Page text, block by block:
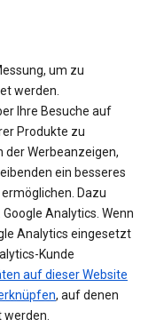
um zu
werden.
Ihre Besuche auf
Produkte zu
Werbeanzeigen,
ein besseres
Dazu
Analytics. Wenn
Analytics eingesetzt
Kunde
auf dieser Website
, auf denen